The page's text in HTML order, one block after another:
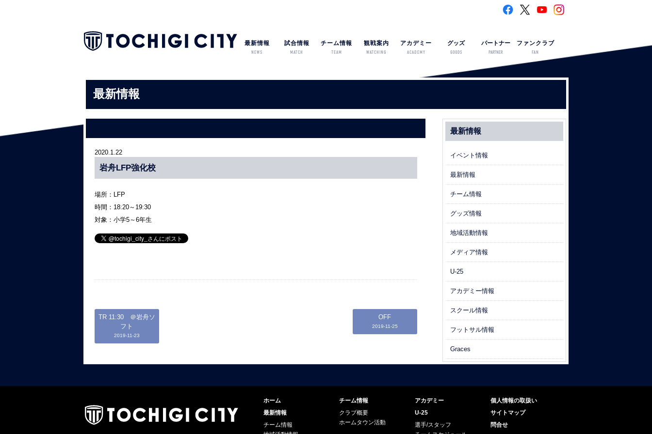
最新情報
NEWS
試合情報
MATCH
チーム情報
TEAM
観戦案内
WATCHING
アカデミー
ACADEMY
グッズ
GOODS
パートナー
PARTNER
ファンクラブ
FAN
最新情報
2020.1.22
岩舟LFP強化校
場所：LFP
時間：18:20～19:30
対象：小学5～6年生
TR 11:30 ＠岩舟ソ
フト
2019-11-23
OFF
2019-11-25
最新情報
イベント情報
最新情報
チーム情報
グッズ情報
地域活動情報
メディア情報
U-25
アカデミー情報
スクール情報
フットサル情報
Graces
ホーム
最新情報
チーム情報
チーム情報
クラブ概要
ホームタウン活動
アカデミー
U-25
選手/スタッフ
個人情報の取扱い
サイトマップ
問合せ